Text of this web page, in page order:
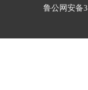
鲁公网安备